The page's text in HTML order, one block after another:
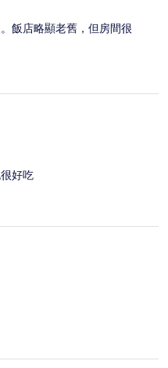
飯店略顯老舊，但房間很
好吃